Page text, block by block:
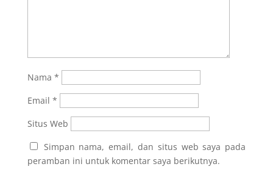
Nama *
Email *
Situs Web
Simpan nama, email, dan situs web saya pada
peramban ini untuk komentar saya berikutnya.